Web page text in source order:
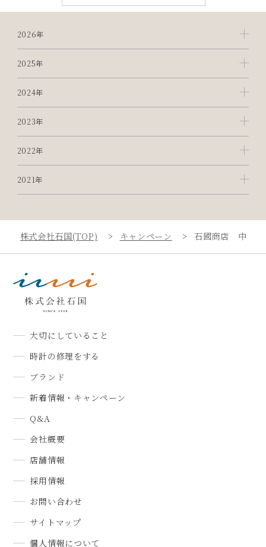
2026年
2025年
2024年
2023年
2022年
2021年
株式会社石国(TOP) キャンペーン 石國商店 中野マ
大切にしていること
時計の修理をする
ブランド
新着情報・キャンペーン
Q&A
会社概要
店舗情報
採用情報
お問い合わせ
サイトマップ
個人情報について